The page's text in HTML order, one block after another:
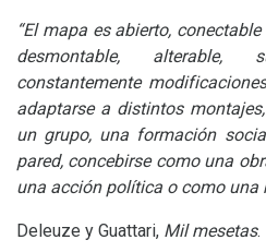
“El mapa es abierto,
desmontable, alterable,
constantemente
adaptarse a distintos
un grupo, una formación
pared, concebirse como una
una acción política o como una
Deleuze y Guattari, Mil mesetas.